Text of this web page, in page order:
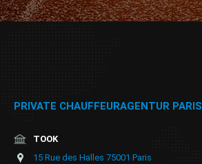
PRIVATE CHAUFFEURAGENTUR PARIS
TOOK
15 Rue des Halles 75001 Paris